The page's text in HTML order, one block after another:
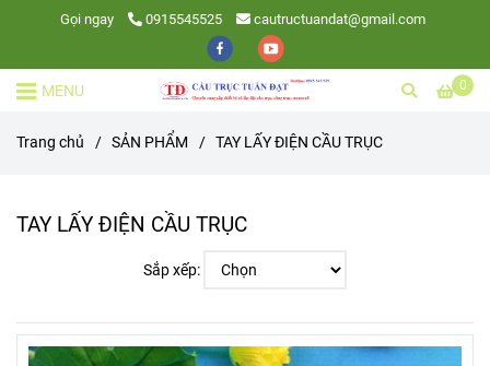
Gọi ngay 0915545525 cautructuandat@gmail.com
0
MENU
Trang chủ / SẢN PHẨM / TAY LẤY ĐIỆN CẦU TRỤC
TAY LẤY ĐIỆN CẦU TRỤC
Sắp xếp: